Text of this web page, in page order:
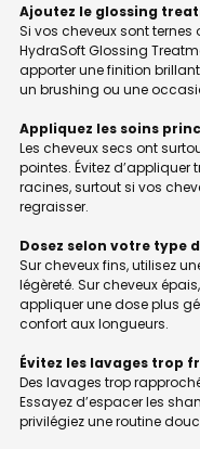
Ajoutez le glossing
Si vos cheveux sont
HydraSoft Glossing
apporter une finition
un brushing ou une
Appliquez les soins
Les cheveux secs ont
pointes. Évitez
racines, surtout si vos
regraisser.
Dosez selon votre type
Sur cheveux fins, utilisez
légèreté. Sur cheveux
appliquer une dose plus
confort aux longueurs.
Évitez les lavages trop
Des lavages trop
Essayez d’espacer les
privilégiez une routine